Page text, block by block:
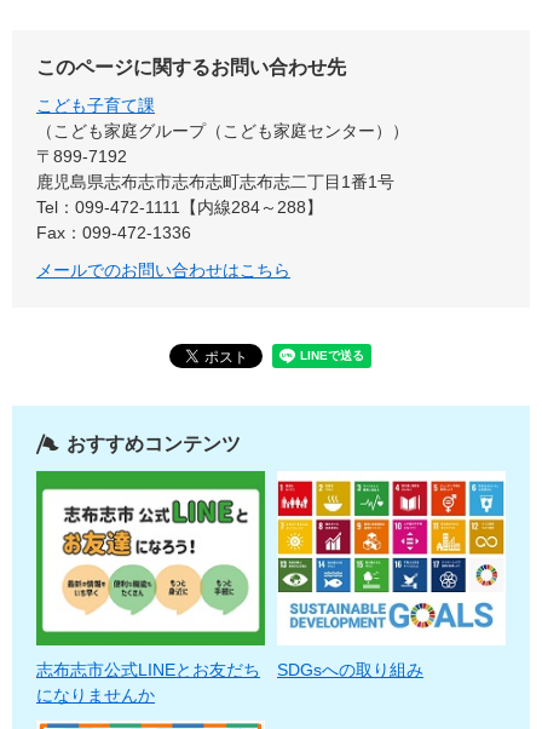
このページに関するお問い合わせ先
こども子育て課
こども家庭グループ（こども家庭センター）
〒899-7192
鹿児島県志布志市志布志町志布志二丁目1番1号
Tel：099-472-1111【内線284～288】
Fax：099-472-1336
メールでのお問い合わせはこちら
おすすめコンテンツ
志布志市公式LINEとお友だち
になりませんか
SDGsへの取り組み